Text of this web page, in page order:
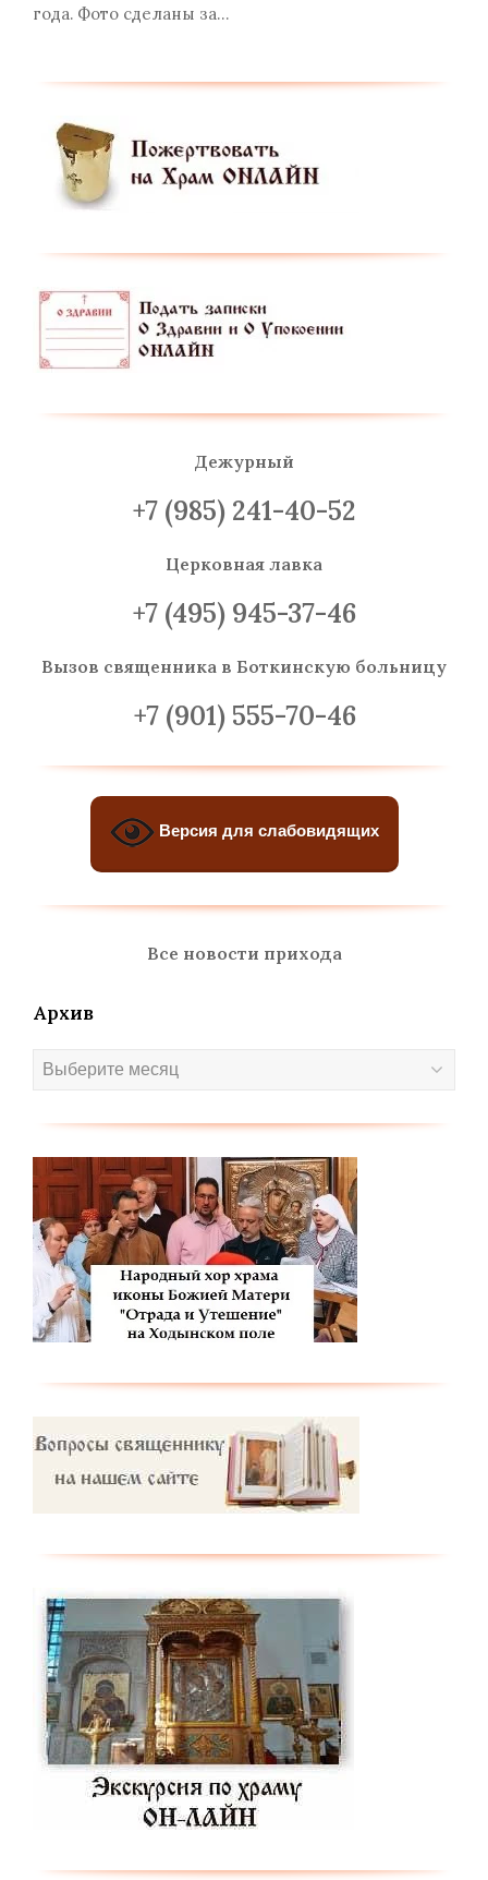
года. Фото сделаны за…
Дежурный
+7 (985) 241-40-52
Церковная лавка
+7 (495) 945-37-46
Вызов священника в Боткинскую больницу
+7 (901) 555-70-46
Версия для слабовидящих
Все новости прихода
Архив
Архив